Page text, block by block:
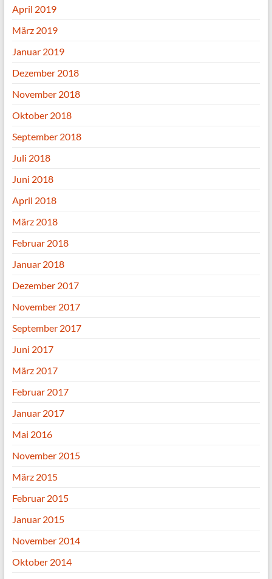
April 2019
März 2019
Januar 2019
Dezember 2018
November 2018
Oktober 2018
September 2018
Juli 2018
Juni 2018
April 2018
März 2018
Februar 2018
Januar 2018
Dezember 2017
November 2017
September 2017
Juni 2017
März 2017
Februar 2017
Januar 2017
Mai 2016
November 2015
März 2015
Februar 2015
Januar 2015
November 2014
Oktober 2014